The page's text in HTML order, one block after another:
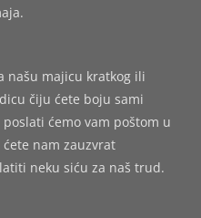
našu majicu kratkog ili
čiju ćete boju sami
ćemo vam poštom u
nam zauzvrat
neku siću za naš trud.